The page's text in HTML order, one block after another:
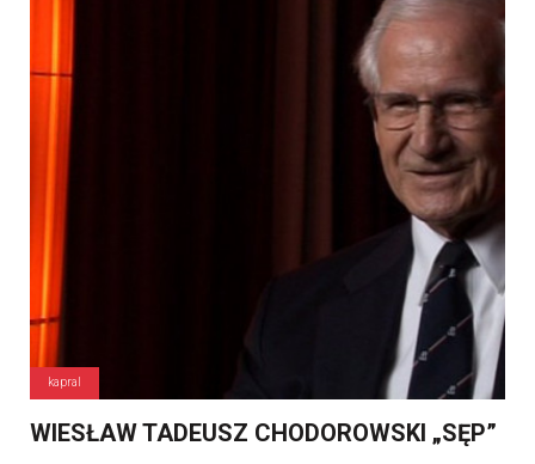
kapral
WIESŁAW TADEUSZ CHODOROWSKI „SĘP”